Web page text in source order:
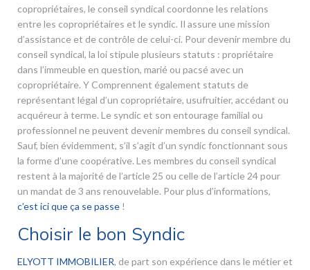
copropriétaires, le conseil syndical coordonne les relations
entre les copropriétaires et le syndic. Il assure une mission
d’assistance et de contrôle de celui-ci. Pour devenir membre du
conseil syndical, la loi stipule plusieurs statuts : propriétaire
dans l’immeuble en question, marié ou pacsé avec un
copropriétaire. Y Comprennent également statuts de
représentant légal d’un copropriétaire, usufruitier, accédant ou
acquéreur à terme. Le syndic et son entourage familial ou
professionnel ne peuvent devenir membres du conseil syndical.
Sauf, bien évidemment, s’il s’agit d’un syndic fonctionnant sous
la forme d’une coopérative. Les membres du conseil syndical
restent à la majorité de l’article 25 ou celle de l’article 24 pour
un mandat de 3 ans renouvelable. Pour plus d’informations,
c’est ici que ça se passe !
Choisir le bon Syndic
ELYOTT IMMOBILIER, de part son expérience dans le métier et